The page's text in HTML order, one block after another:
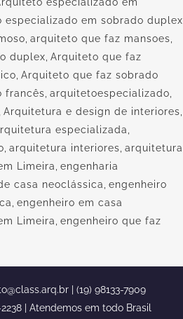
especializado em
especializado em sobrado duplex
, arquiteto que faz mansoes,
duplex, Arquiteto que faz
, Arquiteto que faz sobrado
francês, arquitetoespecializado,
Arquitetura e design de interiores,
especializada,
, arquitetura interiores, arquitetura
Limeira, engenharia
casa neoclássica, engenheiro
, engenheiro em casa
Limeira, engenheiro que faz
| (19) 98133-7909
| Atendemos em todo Brasil